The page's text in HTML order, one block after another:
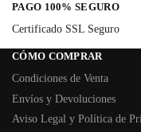
PAGO 100% SEGURO
Certificado SSL Seguro
CÓMO COMPRAR
Condiciones de Venta
Envíos y Devoluciones
Aviso Legal y Política de